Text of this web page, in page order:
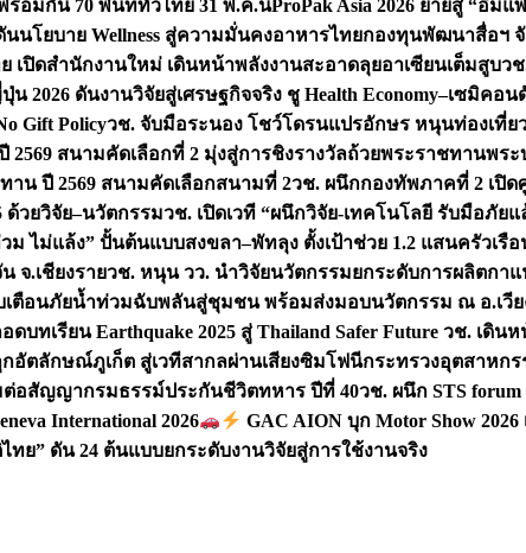
ร้อมกัน 70 พื้นที่ทั่วไทย 31 พ.ค.นี้ProPak Asia 2026 ย้ายสู่ “อิ
นโยบาย Wellness สู่ความมั่นคงอาหารไทยกองทุนพัฒนาสื่อฯ จั
เปิดสำนักงานใหม่ เดินหน้าพลังงานสะอาดลุยอาเซียนเต็มสูบว
น 2026 ดันงานวิจัยสู่เศรษฐกิจจริง ชู Health Economy–เซมิคอ
Gift Policyวช. จับมือระนอง โชว์โดรนแปรอักษร หนุนท่องเที่ย
สนามคัดเลือกที่ 2 มุ่งสู่การชิงรางวัลถ้วยพระราชทานพระ
น ปี 2569 สนามคัดเลือกสนามที่ 2วช. ผนึกกองทัพภาคที่ 2 เปิ
วยวิจัย–นวัตกรรมวช. เปิดเวที “ผนึกวิจัย-เทคโนโลยี รับมือภัยแ
ไม่แล้ง” ปั้นต้นแบบสงขลา–พัทลุง ตั้งเป้าช่วย 1.2 แสนครัวเรื
จ.เชียงรายวช. หนุน วว. นำวิจัยนวัตกรรมยกระดับการผลิตก
เตือนภัยน้ำท่วมฉับพลันสู่ชุมชน พร้อมส่งมอบนวัตกรรม ณ อ.เวีย
ดบทเรียน Earthquake 2025 สู่ Thailand Safer Future วช. เดิ
อัตลักษณ์ภูเก็ต สู่เวทีสากลผ่านเสียงซิมโฟนีกระทรวงอุตสาหก
อสัญญากรมธรรม์ประกันชีวิตทหาร ปีที่ 40วช. ผนึก STS forum
International 2026
GAC AION บุก Motor Show
ย” ดัน 24 ต้นแบบยกระดับงานวิจัยสู่การใช้งานจริง